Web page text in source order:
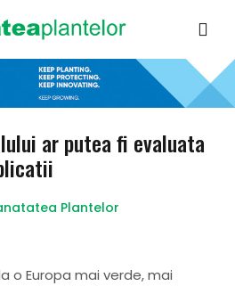
ar putea fi evaluata
Plantelor
o Europa mai verde, mai